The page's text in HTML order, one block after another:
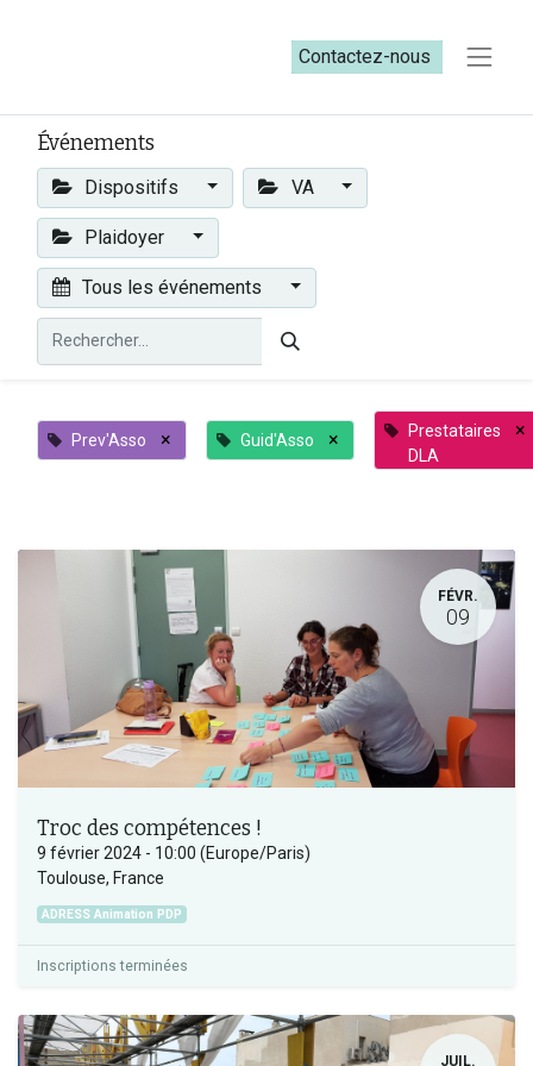
Contactez-nous​​
Événements
Dispositifs VA
Plaidoyer
Tous les événements
Prev'Asso × Guid'Asso ×
Prestataires
DLA
×
FÉVR.
09
Troc des compétences !
9 février 2024 - 10:00 (Europe/Paris)
Toulouse, France
ADRESS Animation PDP
Inscriptions terminées
JUIL.